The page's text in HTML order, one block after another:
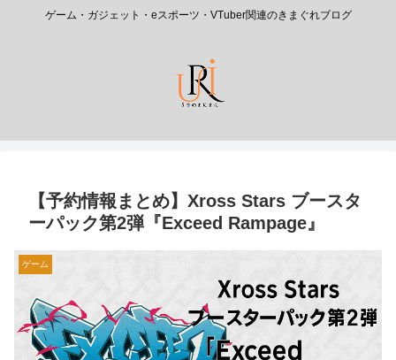
ゲーム・ガジェット・eスポーツ・VTuber関連のきまぐれブログ
【予約情報まとめ】Xross Stars ブースタ
ーパック第2弾『Exceed Rampage』
ゲーム